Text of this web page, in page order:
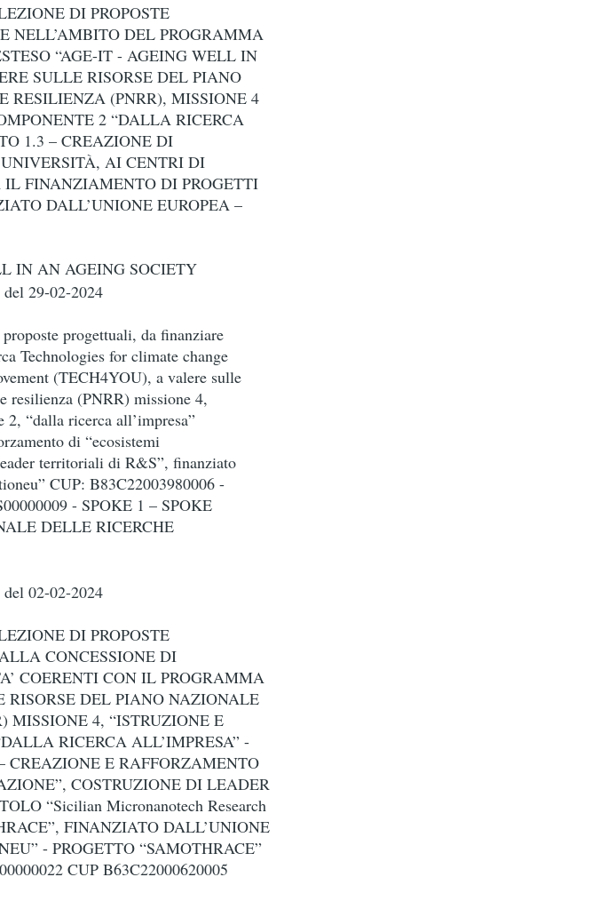
DI PROPOSTE
NELL’AMBITO DEL PROGRAMMA
“AGE-IT - AGEING WELL IN
SULLE RISORSE DEL PIANO
RESILIENZA (PNRR), MISSIONE 4
2 “DALLA RICERCA
1.3 – CREAZIONE DI
AI CENTRI DI
FINANZIAMENTO DI PROGETTI
DALL’UNIONE EUROPEA –
IN AN AGEING SOCIETY
del 29-02-2024
progettuali, da finanziare
Technologies for climate change
(TECH4YOU), a valere sulle
resilienza (PNRR) missione 4,
“dalla ricerca all’impresa”
di “ecosistemi
territoriali di R&S”, finanziato
CUP: B83C22003980006 -
- SPOKE 1 – SPOKE
DELLE RICERCHE
del 02-02-2024
DI PROPOSTE
CONCESSIONE DI
COERENTI CON IL PROGRAMMA
DEL PIANO NAZIONALE
MISSIONE 4, “ISTRUZIONE E
RICERCA ALL’IMPRESA” -
E RAFFORZAMENTO
COSTRUZIONE DI LEADER
“Sicilian Micronanotech Research
FINANZIATO DALL’UNIONE
- PROGETTO “SAMOTHRACE”
CUP B63C22000620005